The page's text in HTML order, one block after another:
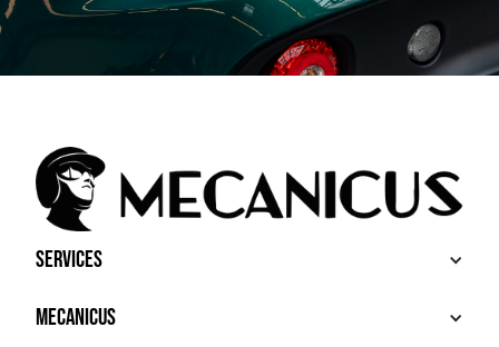
Services
ACHETER
VENDRE
Mecanicus